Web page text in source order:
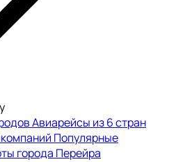
Авиарейсы из 6 стран
Популярные
города Перейра